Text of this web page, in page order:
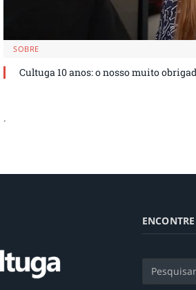
SOBRE
Cultuga 10 anos: o nosso muito
.